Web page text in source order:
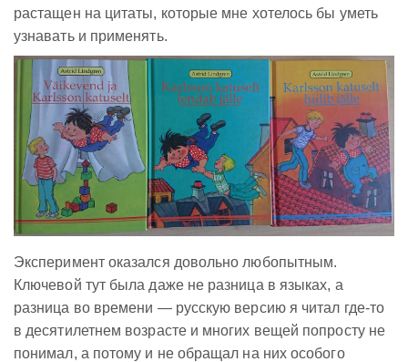
растащен на цитаты, которые мне хотелось бы уметь
узнавать и применять.
Эксперимент оказался довольно любопытным.
Ключевой тут была даже не разница в языках, а
разница во времени — русскую версию я читал где-то
в десятилетнем возрасте и многих вещей попросту не
понимал, а потому и не обращал на них особого